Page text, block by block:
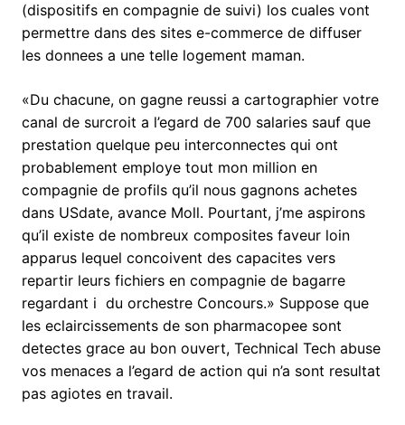
(dispositifs en compagnie de suivi) los cuales vont
permettre dans des sites e-commerce de diffuser
les donnees a une telle logement maman.
«Du chacune, on gagne reussi a cartographier votre
canal de surcroit a l’egard de 700 salaries sauf que
prestation quelque peu interconnectes qui ont
probablement employe tout mon million en
compagnie de profils qu’il nous gagnons achetes
dans USdate, avance Moll. Pourtant, j’me aspirons
qu’il existe de nombreux composites faveur loin
apparus lequel concoivent des capacites vers
repartir leurs fichiers en compagnie de bagarre
regardant i du orchestre Concours.» Suppose que
les eclaircissements de son pharmacopee sont
detectes grace au bon ouvert, Technical Tech abuse
vos menaces a l’egard de action qui n’a sont resultat
pas agiotes en travail.